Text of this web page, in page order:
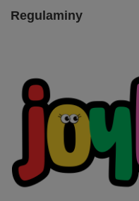
Regulaminy